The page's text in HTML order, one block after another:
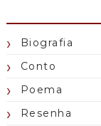
Biografia
Conto
Poema
Resenha